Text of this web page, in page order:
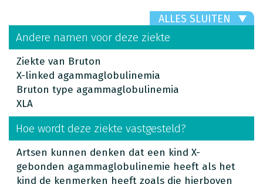
ALLES SLUITEN
Andere namen voor deze ziekte
Ziekte van Bruton
X-linked agammaglobulinemia
Bruton type agammaglobulinemia
XLA
Hoe wordt deze ziekte vastgesteld?
Artsen kunnen denken dat een kind X-
gebonden agammaglobulinemie heeft als het
kind de kenmerken heeft zoals die hierboven